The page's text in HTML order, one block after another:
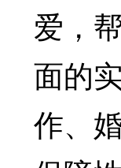
爱，
面的
作、